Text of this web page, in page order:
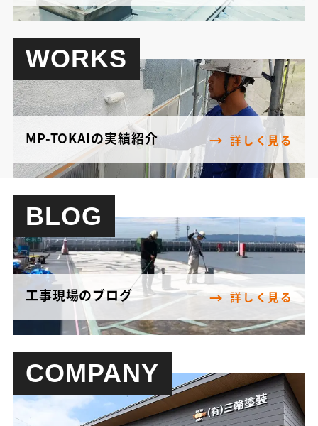
WORKS
MP-TOKAIの実績紹介 詳しく見る
BLOG
工事現場のブログ 詳しく見る
COMPANY